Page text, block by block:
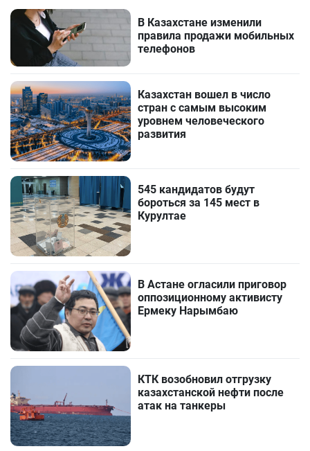
В Казахстане изменили
правила продажи мобильных
телефонов
Казахстан вошел в число
стран с самым высоким
уровнем человеческого
развития
545 кандидатов будут
бороться за 145 мест в
Курултае
В Астане огласили приговор
оппозиционному активисту
Ермеку Нарымбаю
КТК возобновил отгрузку
казахстанской нефти после
атак на танкеры